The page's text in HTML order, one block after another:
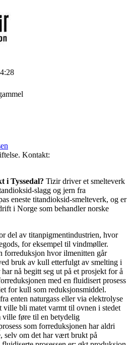
Kontakt:
i Tyssedal? Tizir driver et smelteverk
slagg og jern fra
eneste titandioksid-smelteverk, og er
i Norge som behandler norske
del av titanpigmentindustrien, hvor
for eksempel til vindmøller.
forreduksjon hvor ilmenitten går
bruk av kull etterfulgt av smelting i
nå begitt seg ut på et prosjekt for å
med en fluidisert prosess
for kull som reduksjonsmiddel.
enten naturgass eller via elektrolyse
ville bli matet varmt til ovnen i stedet
ville føre til en betydelig
som forreduksjonen har aldri
om det har vært brukt på